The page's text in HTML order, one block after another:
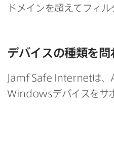
ドメインを​超えて​フィル
デバイスの​種類を​問
Jamf Safe Internetは、
Windowsデバイスを​サ